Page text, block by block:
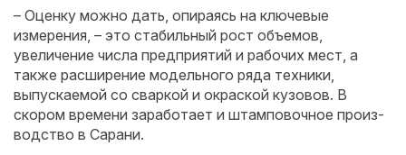
– Оценку можно дать, опираясь на ключевые
измерения, – это стабильный рост объемов,
увеличение числа предприятий и рабочих мест, а
также расширение модельного ряда техники,
выпускаемой со сваркой и окрас­кой кузовов. В
скором времени заработает и штамповочное произ­
водство в Сарани.